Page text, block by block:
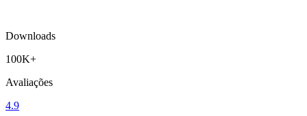
Downloads
100K+
Avaliações
4.9